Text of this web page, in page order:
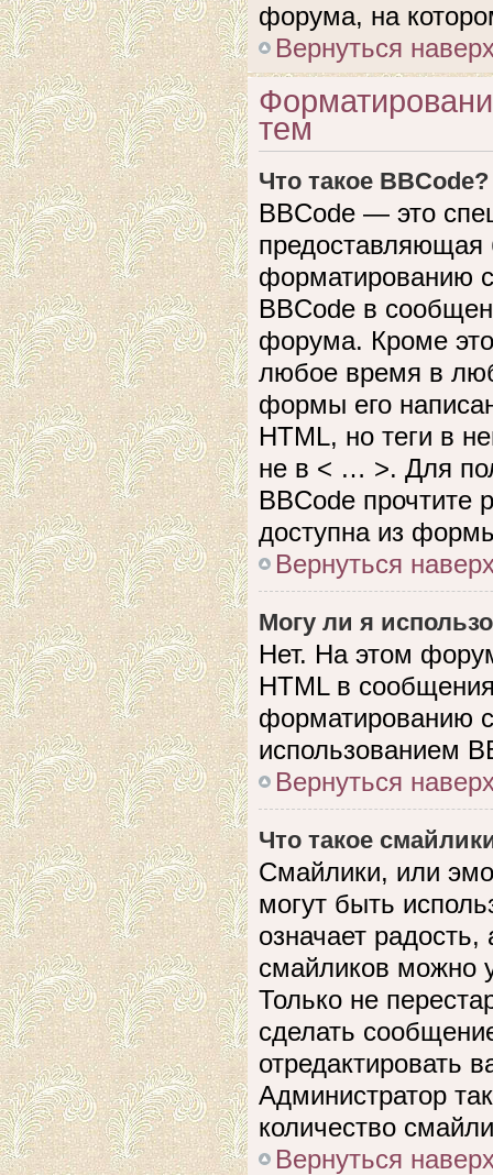
форума, на
Вернуться
тем
Что такое BBCode?
BBCode — это
предоставляющая
форматированию
BBCode в
форума. Кроме
любое время в
формы его
HTML, но теги в
не в < … >. Для
BBCode прочтите
доступна из
Вернуться
Могу ли я
Нет. На этом
HTML в
форматированию
использованием
Вернуться
Что такое
Смайлики, или
могут быть
означает
смайликов можно
Только не
сделать
отредактировать
Администратор
количество
Вернуться